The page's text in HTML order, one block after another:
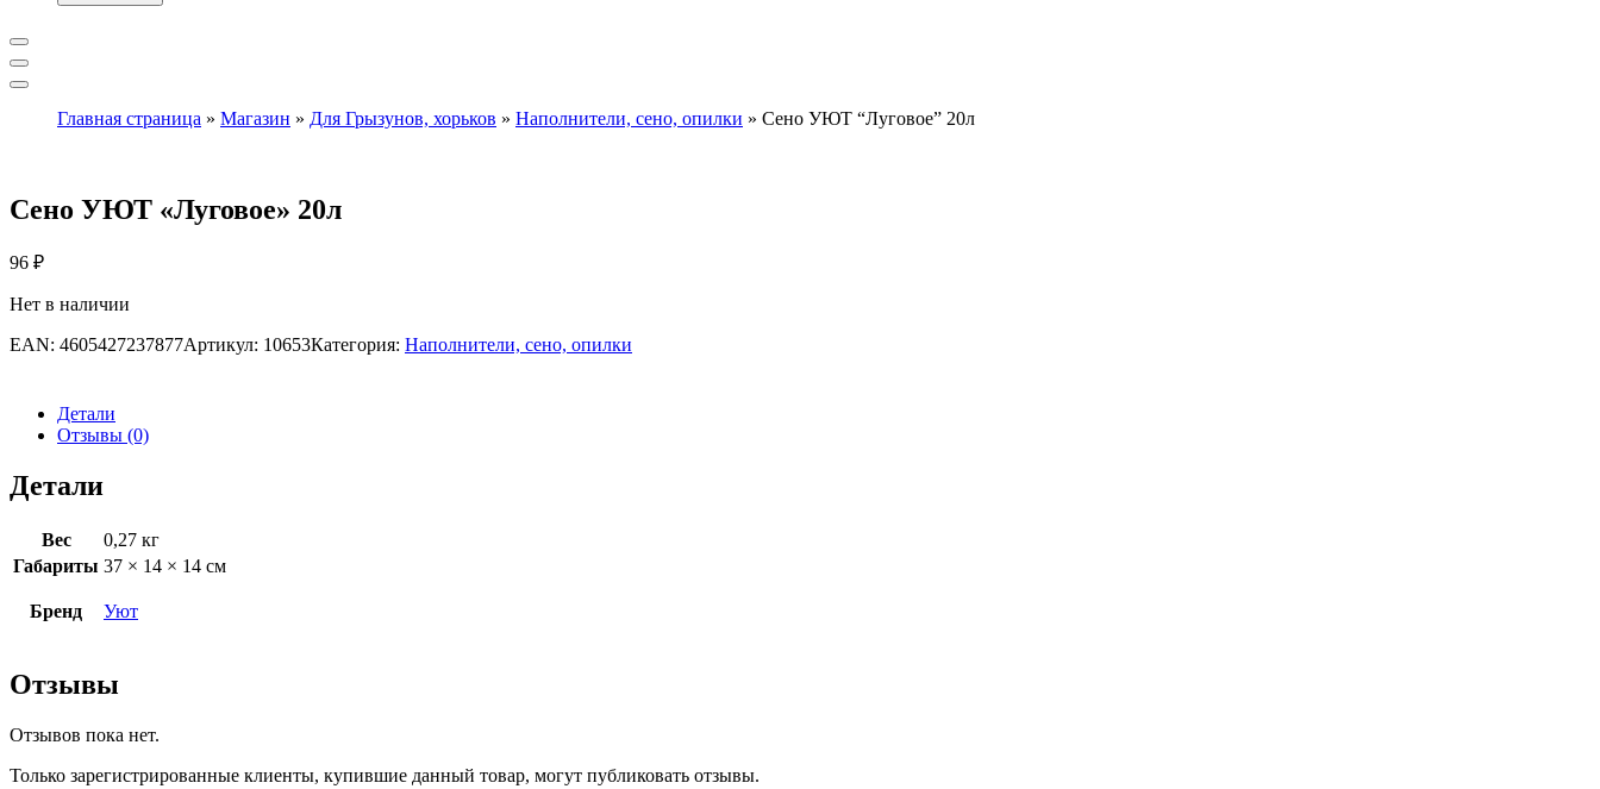
Главная страница » Магазин » Для Грызунов, хорьков » Наполнители, сено, опилки » Сено УЮТ “Луговое” 20л
Сено УЮТ «Луговое» 20л
96 ₽
Нет в наличии
EAN: 4605427237877Артикул: 10653Категория: Наполнители, сено, опилки
Детали
Отзывы (0)
Детали
Вес
0,27 кг
Габариты 37 × 14 × 14 см
Бренд Уют
Отзывы
Отзывов пока нет.
Только зарегистрированные клиенты, купившие данный товар, могут публиковать отзывы.